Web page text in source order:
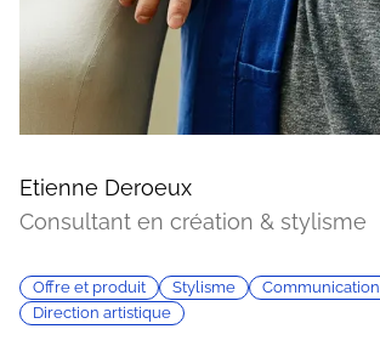
Etienne Deroeux
Consultant en création & stylisme
Offre et produit Stylisme
Communication
Direction artistique